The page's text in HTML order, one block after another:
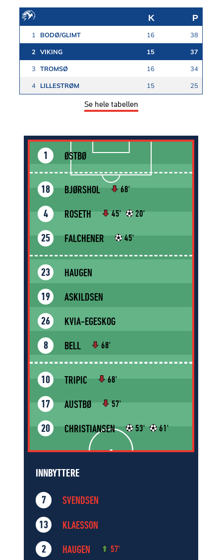
K P
1 BODØ/GLIMT 16 38
2 VIKING 15 37
3 TROMSØ 16 34
4 LILLESTRØM 15 25
Se hele tabellen
1 ØSTBØ
18 BJØRSHOL 68'
4 ROSETH 45' 20'
25 FALCHENER 45'
23 HAUGEN
19 ASKILDSEN
26 KVIA-EGESKOG
8 BELL 68'
10 TRIPIC 68'
17 AUSTBØ 57'
20 CHRISTIANSEN 53' 61'
INNBYTTERE
7 SVENDSEN
13 KLAESSON
2 HAUGEN 57'